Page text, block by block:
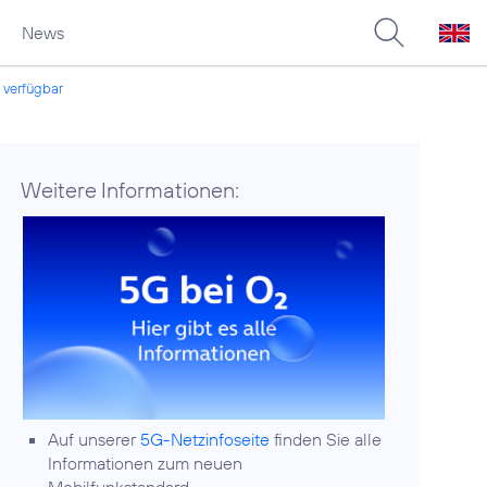
News
verfügbar
Weitere Informationen:
Auf unserer 5G-Netzinfoseite finden Sie alle
Informationen zum neuen